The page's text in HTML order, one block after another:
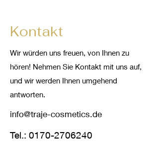
Kontakt
Wir würden uns freuen, von Ihnen zu
hören! Nehmen Sie Kontakt mit uns auf,
und wir werden Ihnen umgehend
antworten.
info@traje-cosmetics.de
Tel.: 0170-2706240